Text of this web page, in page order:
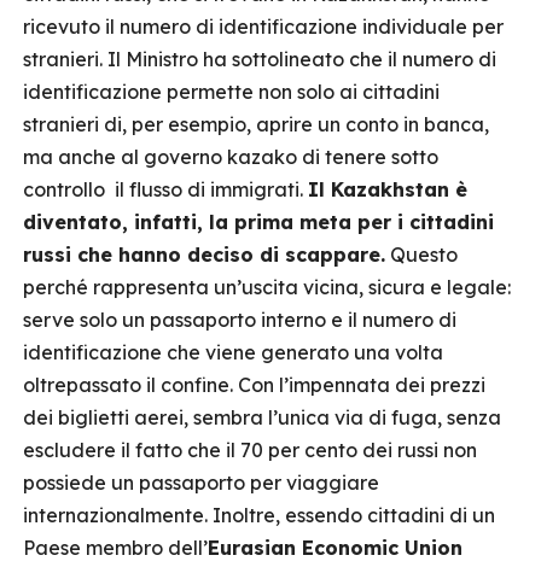
ricevuto il numero di identificazione individuale per
stranieri. Il Ministro ha sottolineato che il numero di
identificazione permette non solo ai cittadini
stranieri di, per esempio, aprire un conto in banca,
ma anche al governo kazako di tenere sotto
controllo il flusso di immigrati. Il Kazakhstan è
diventato, infatti, la prima meta per i cittadini
russi che hanno deciso di scappare. Questo
perché rappresenta un’uscita vicina, sicura e legale:
serve solo un passaporto interno e il numero di
identificazione che viene generato una volta
oltrepassato il confine. Con l’impennata dei prezzi
dei biglietti aerei, sembra l’unica via di fuga, senza
escludere il fatto che il 70 per cento dei russi non
possiede un passaporto per viaggiare
internazionalmente. Inoltre, essendo cittadini di un
Paese membro dell’Eurasian Economic Union